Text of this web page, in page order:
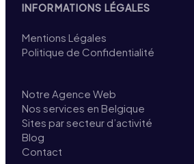
INFORMATIONS LÉGALES
Mentions Légales
Politique de Confidentialité
Notre Agence Web
Nos services en Belgique
Sites par secteur d’activité
Blog
Contact